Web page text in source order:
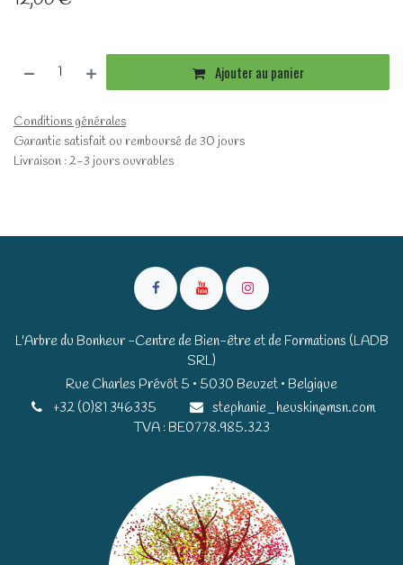
Ajouter au panier
Conditions générales
Garantie satisfait ou remboursé de 30 jours
Livraison : 2-3 jours ouvrables
L'Arbre du Bonheur -Centre de Bien-être et de Formations (LADB
SRL)
Rue Charles Prévôt 5 • 5030 Beuzet • Belgique​​
+32 (0)81 346335
stephanie_heuskin@msn.com
TVA : BE0778.985.323